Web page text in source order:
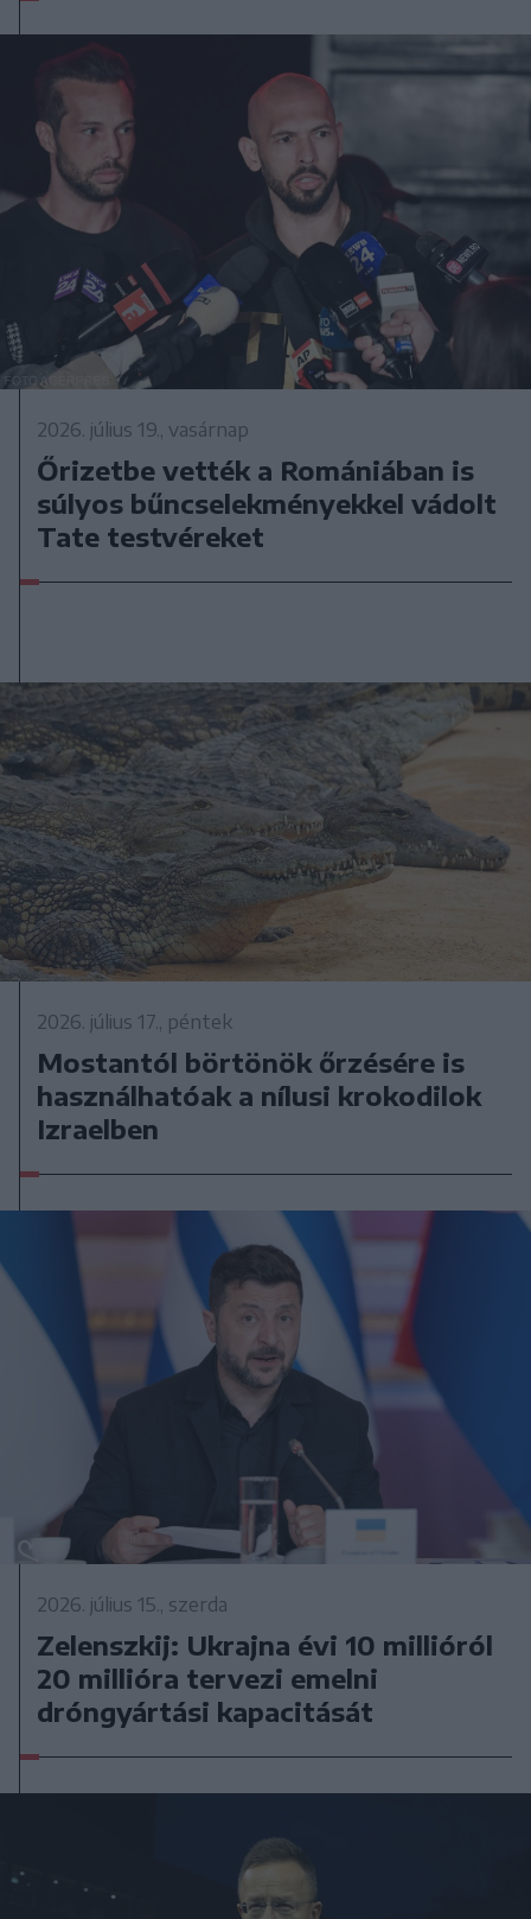
2026. július 19., vasárnap
Őrizetbe vették a Romániában is
súlyos bűncselekményekkel vádolt
Tate testvéreket
2026. július 17., péntek
Mostantól börtönök őrzésére is
használhatóak a nílusi krokodilok
Izraelben
2026. július 15., szerda
Zelenszkij: Ukrajna évi 10 millióról
20 millióra tervezi emelni
dróngyártási kapacitását